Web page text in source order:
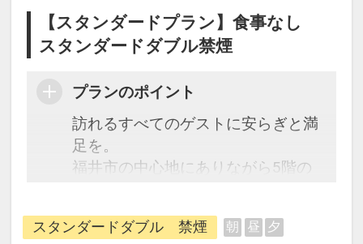
【スタンダードプラン】食事なし
スタンダードダブル禁煙
プランのポイント
訪れるすべてのゲストに安らぎと満
足を。
福井市の中心地にありながら5階の
な緑を感じることが出来るロケーシ
ョン。
スタンダードダブル 禁煙 朝 昼 夕